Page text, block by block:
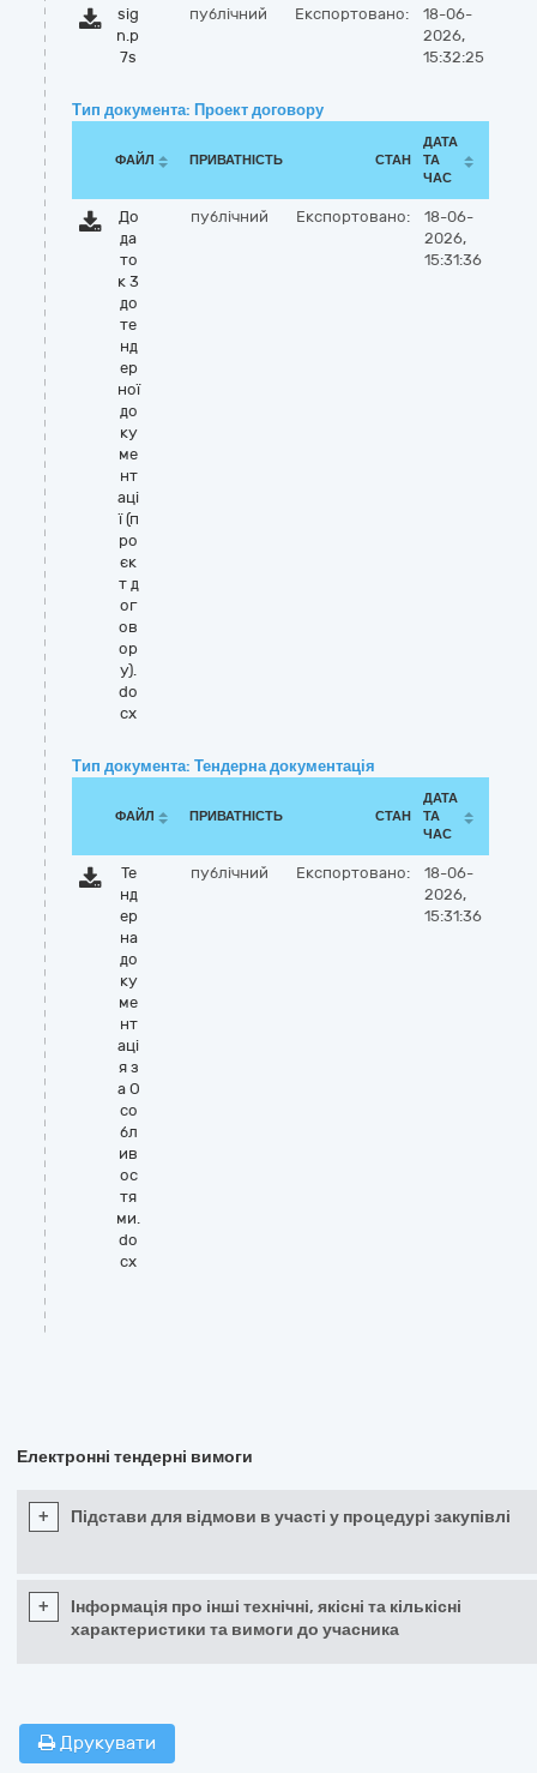
sig
n.p
7s
публічний Експортовано:
18-06-
2026,
15:32:25
Тип документа: Проект договору
ФАЙЛ ПРИВАТНІСТЬ СТАН
ДАТА
ТА
ЧАС
До
да
то
к 3
до
те
нд
ер
ної
до
ку
ме
нт
аці
ї (п
ро
єк
т д
ог
ов
ор
у).
do
cx
публічний Експортовано:
18-06-
2026,
15:31:36
Тип документа: Тендерна документація
ФАЙЛ ПРИВАТНІСТЬ СТАН
ДАТА
ТА
ЧАС
Те
нд
ер
на
до
ку
ме
нт
аці
я з
а О
со
бл
ив
ос
тя
ми.
do
cx
публічний Експортовано:
18-06-
2026,
15:31:36
Електронні тендерні вимоги
+ Підстави для відмови в участі у процедурі закупівлі
+
Інформація про інші технічні, якісні та кількісні
характеристики та вимоги до учасника
Друкувати